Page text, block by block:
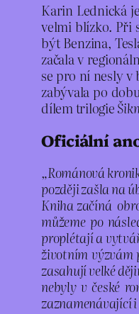
Karin Lednická
velmi blízko. Při
být Benzina,
začala v
se pro ní nesly v
zabývala po
dílem trilogie
Oficiální
„Románová
později zašla na
Kniha začíná
můžeme po
proplétají a
životním výzvám
zasahují velké
nebyly v české
zaznamenávající